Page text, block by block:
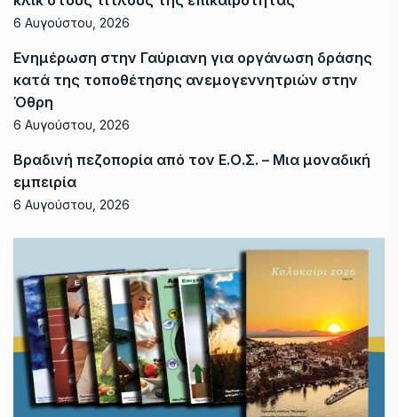
6 Αυγούστου, 2026
Ενημέρωση στην Γαύριανη για οργάνωση δράσης
κατά της τοποθέτησης ανεμογεννητριών στην
Όθρη
6 Αυγούστου, 2026
Βραδινή πεζοπορία από τον Ε.Ο.Σ. – Μια μοναδική
εμπειρία
6 Αυγούστου, 2026